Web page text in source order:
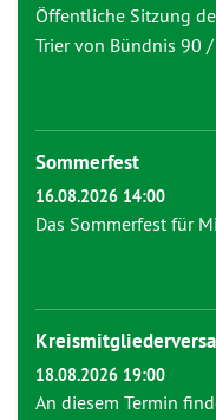
Öffentliche Sitzung
Trier von Bündnis 90
Sommerfest
16.08.2026 14:00
Das Sommerfest für
18.08.2026 19:00
An diesem Termin